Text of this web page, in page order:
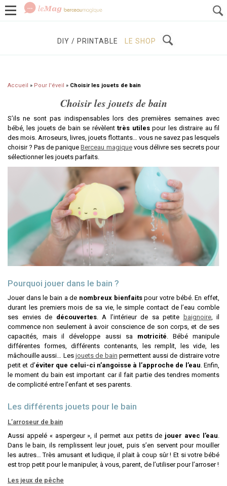
GROSSESSE BÉBÉS / ENFANTS
DIY / PRINTABLE LE SHOP
Accueil » Pour l'éveil » Choisir les jouets de bain
Choisir les jouets de bain
S’ils ne sont pas indispensables lors des premières semaines avec
bébé, les jouets de bain se révèlenttrès utilespour les distraire au fil
des mois. Arroseurs, livres, jouets flottants… vous ne savez pas lesquels
choisir ? Pas de paniqueBerceau magiquevous délivre ses secrets pour
sélectionner les jouets parfaits.
Pourquoi jouer dans le bain ?
Jouer dans le bain a de nombreux bienfaitspour votre bébé. En effet,
durant les premiers mois de sa vie, le simple contact de l’eau comble
ses envies de découvertes. A l’intérieur de sa petite baignoire, il
commence non seulement à avoir conscience de son corps, et de ses
capacités, mais il développe aussi sa motricité . Bébé manipule
différentes formes, différents contenants, les remplit, les vide, les
mâchouille aussi… Les jouets de bain permettent aussi de distraire votre
petit et d’éviter que celui-ci n’angoisse à l’approche de l’eau . Enfin,
le moment du bain est important car il fait partie des tendres moments
de complicité entre l’enfant et ses parents.
Les différents jouets pour le bain
L’arroseur de bain
Aussi appelé « aspergeur », il permet aux petits de jouer avec l’eau
Dans le bain, ils remplissent leur jouet, puis s’en servent pour mouiller
les autres… Très amusant et ludique, il plait à coup sûr ! Et si votre bébé
est trop petit pour le manipuler, à vous, parent, de l’utiliser pour l’arroser !
Les jeux de pêche